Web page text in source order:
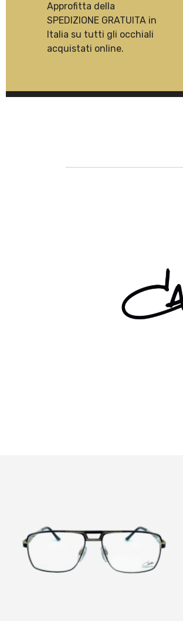
Approfitta della
SPEDIZIONE GRATUITA in
Italia su tutti gli occhiali
acquistati online.